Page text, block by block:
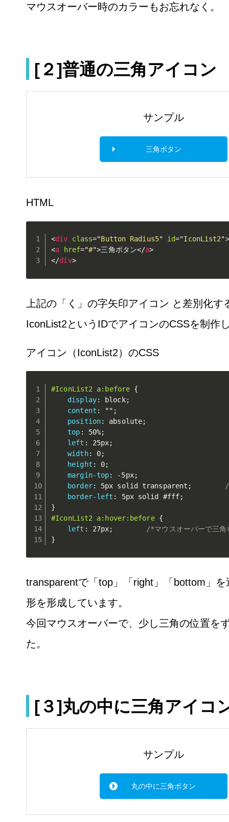
マウスオーバー時のカラーもお忘れなく。
[２]普通の三角アイコン
サンプル
三角ボタン
HTML
<div class="Button Radius5" id="IconList2">
<a href="#">三角ボタン</a>
</div>
上記の「く」の字矢印アイコン と差別化す
IconList2というIDでアイコンのCSSを制作
アイコン（IconList2）のCSS
#IconList2 a:before {
display: block;
content : "" ;
position: absolute;
top : 50%;
left : 25px;
width: 0;
height : 0;
margin-top: -5px;
border: 5px solid transparent ;
border-left : 5px solid #fff;
}
#IconList2 a:hover:before {
left : 27px;
/*マウスオーバーで三
}
transparentで「top」「right」「bottom」
形を形成しています。
今回マウスオーバーで、少し三角の位置を
た。
[３]丸の中に三角アイコ
サンプル
丸の中に三角ボタン